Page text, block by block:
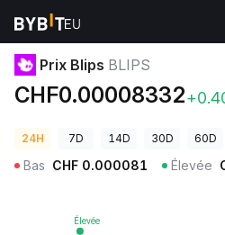
Prix des cryptos
Prix Blips BLIPS
CHF0.00008332
24H 7D 14D 30D 60D
Bas CHF 0.000081 Élevée